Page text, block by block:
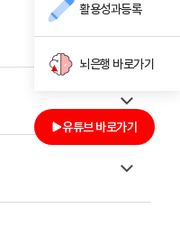
활용성과등록
뇌은행 바로가기
유튜브 바로가기